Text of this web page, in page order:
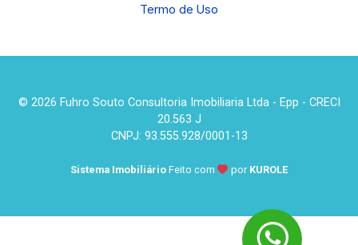
Termo de Uso
© 2026 Fuhro Souto Consultoria Imobiliaria Ltda - Epp - CRECI
20.563 J
CNPJ: 93.555.928/0001-13
Sistema Imobiliário Feito com por KUROLE